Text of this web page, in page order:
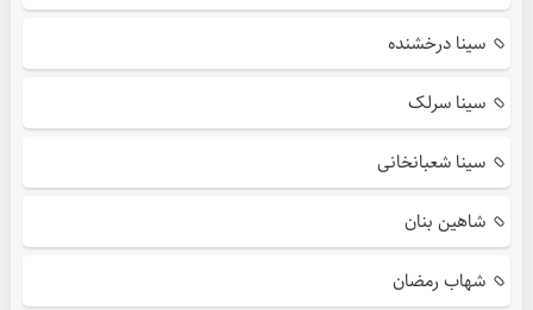
سینا درخشنده
سینا سرلک
سینا شعبانخانی
شاهین بنان
شهاب رمضان